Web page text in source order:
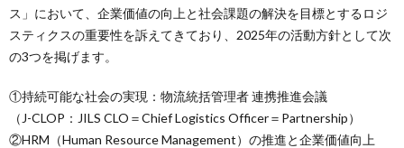
ス」において、企業価値の向上と社会課題の解決を目標とするロジ
スティクスの重要性を訴えてきており、2025年の活動方針として次
の3つを掲げます。
①持続可能な社会の実現：物流統括管理者 連携推進会議
（J-CLOP：JILS CLO＝Chief Logistics Officer＝Partnership）
②HRM（Human Resource Management）の推進と企業価値向上